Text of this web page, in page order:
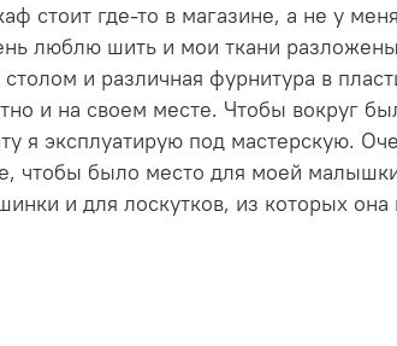
где-то в магазине, а не у
люблю шить и мои ткани
и различная фурнитура в
и на своем месте. Чтобы вокруг
я эксплуатирую под мастерскую.
чтобы было место для моей
и для лоскутков, из которых она